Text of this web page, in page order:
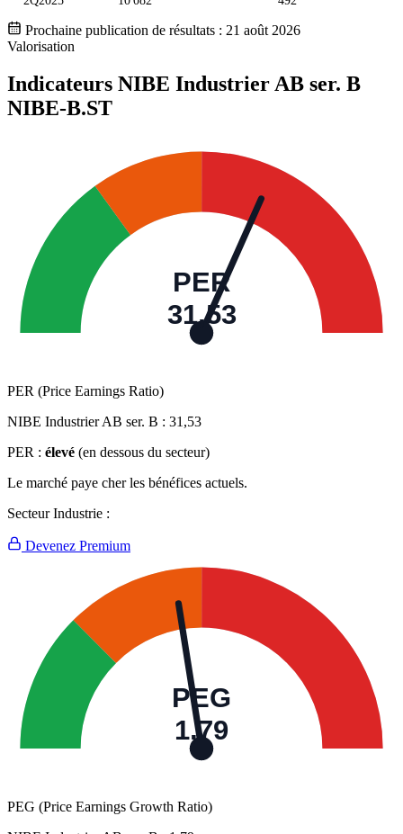
Prochaine publication de résultats : 21 août 2026
Valorisation
Indicateurs NIBE Industrier AB ser. B
NIBE-B.ST
PER
31,53
PER (Price Earnings Ratio)
NIBE Industrier AB ser. B : 31,53
PER : élevé (en dessous du secteur)
Le marché paye cher les bénéfices actuels.
Secteur Industrie :
Devenez Premium
PEG
1,79
PEG (Price Earnings Growth Ratio)